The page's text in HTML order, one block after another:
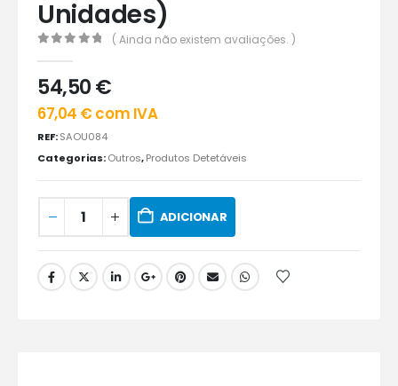
Unidades)
( Ainda não existem avaliações. )
54,50€
67,04 €com IVA
REF:SAOU084
Categorias:Outros,Produtos Detetáveis
ADICIONAR